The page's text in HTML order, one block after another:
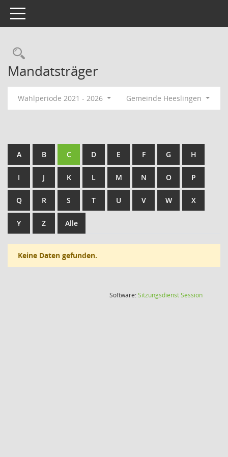
Toggle navigation
Rechercheauswahl
Mandatsträger
Wahlperiode 2021 - 2026 Gemeinde Heeslingen
A B C D E F G H
I J K L M N O P
Q R S T U V W X
Y Z Alle
Keine Daten gefunden.
Software:SitzungsdienstSession(Wird in